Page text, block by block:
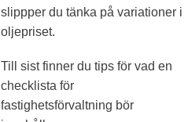
slippper du tänka på variationer i
oljepriset.
Till sist finner du tips för vad en
checklista för
fastighetsförvaltning bör